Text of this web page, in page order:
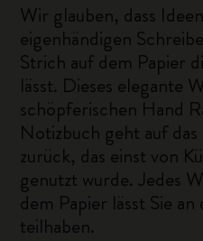
Wir glauben, dass
eigenhändigen
Strich auf dem Papier
lässt. Dieses elegante
schöpferischen Hand
Notizbuch geht auf
zurück, das einst von
genutzt wurde. Jedes
dem Papier lässt Sie
teilhaben.